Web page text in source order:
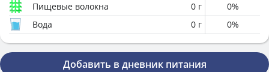
Пищевые волокна
0 г 0%
Вода
0 г 0%
Добавить в дневник питания